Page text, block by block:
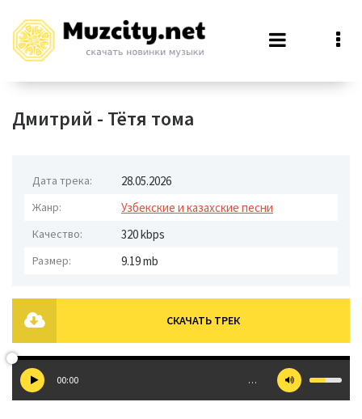
Дмитрий - Тётя тома
Дата трека: 28.05.2026
Жанр: Узбекские и казахские песни
Качество: 320 kbps
Размер: 9.19 mb
СКАЧАТЬ ТРЕК
00:00 …